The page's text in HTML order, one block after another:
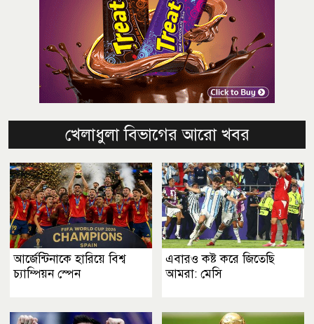
খেলাধুলা বিভাগের আরো খবর
আর্জেন্টিনাকে হারিয়ে বিশ্ব
চ্যাম্পিয়ন স্পেন
এবারও কষ্ট করে জিতেছি
আমরা: মেসি